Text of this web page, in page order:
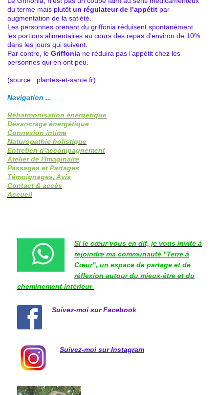
du terme mais plutôt un régulateur de l’appétit par
augmentation de la satiété.
Les personnes prenant du griffonia réduisent spontanément
les portions alimentaires au cours des repas d’environ de 10%
dans les jours qui suivent.
Par contre, le Griffonia ne réduira pas l’appétit chez les
personnes qui en ont peu.
(source : plantes-et-sante.fr)
Navigation ...
Réharmonisation énergétique
Désancrage énergétique
Connexion intime
Naturopathie holistique
Entretien d'accompagnement
Atelier de l'Imaginaire
Passages et Partages
Témoignages, Avis
Contact & accès
Accueil
Si le cœur vous en dit, je vous invite à
rejoindre ma communauté "Terre à
Cœur", un espace de partage et de
réflexion autour du mieux-être et du
cheminement intérieur
Suivez-moi sur Facebook
Suivez-moi sur Instagram